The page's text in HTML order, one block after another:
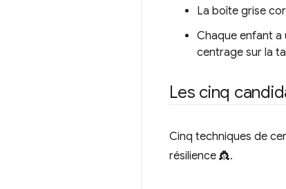
La boîte grise
Chaque enfant a
centrage sur la
Les cinq
Cinq techniques de
résilience 👸.